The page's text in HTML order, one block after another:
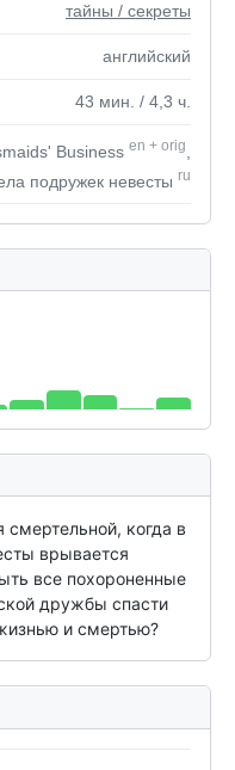
тайны / секреты
английский
43 мин. / 4,3 ч.
Business en + orig
подружек невесты ru
смертельной, когда в
врывается
все похороненные
дружбы спасти
и смертью?